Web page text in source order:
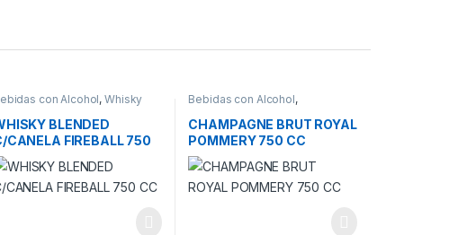
con Alcohol,Whisky
BLENDED
CANELA FIREBALL 750
Bebidas con Alcohol,
CHAMPAGNE BRUT ROYAL
POMMERY 750 CC